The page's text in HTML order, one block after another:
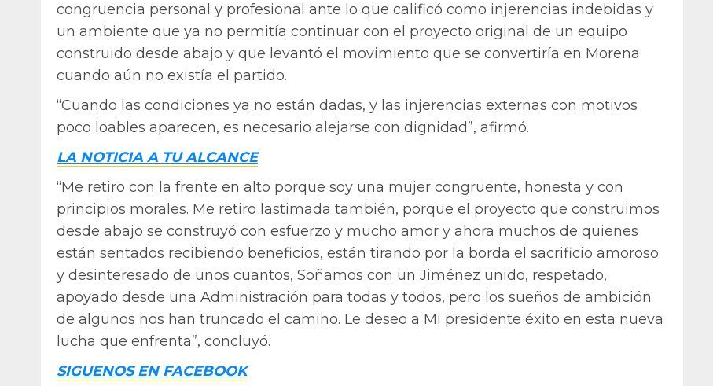
congruencia personal y profesional ante lo que calificó como injerencias indebidas y
un ambiente que ya no permitía continuar con el proyecto original de un equipo
construido desde abajo y que levantó el movimiento que se convertiría en Morena
cuando aún no existía el partido.
“Cuando las condiciones ya no están dadas, y las injerencias externas con motivos
poco loables aparecen, es necesario alejarse con dignidad”, afirmó.
LA NOTICIA A TU ALCANCE
“Me retiro con la frente en alto porque soy una mujer congruente, honesta y con
principios morales. Me retiro lastimada también, porque el proyecto que construimos
desde abajo se construyó con esfuerzo y mucho amor y ahora muchos de quienes
están sentados recibiendo beneficios, están tirando por la borda el sacrificio amoroso
y desinteresado de unos cuantos, Soñamos con un Jiménez unido, respetado,
apoyado desde una Administración para todas y todos, pero los sueños de ambición
de algunos nos han truncado el camino. Le deseo a Mi presidente éxito en esta nueva
lucha que enfrenta”, concluyó.
SIGUENOS EN FACEBOOK